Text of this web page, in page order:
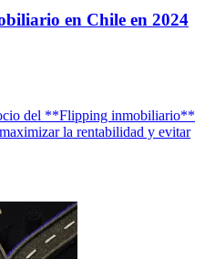
en Chile en 2024
del **Flipping inmobiliario**
la rentabilidad y evitar